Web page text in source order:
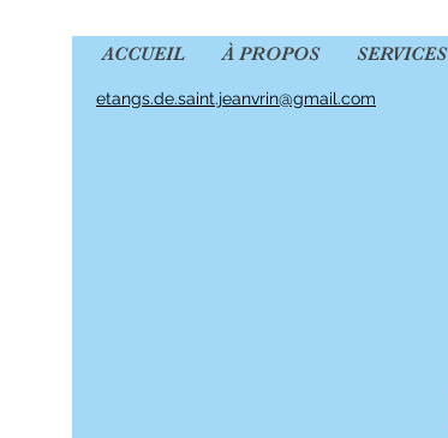
ACCUEIL À PROPOS SERVICES
etangs.de.saint.jeanvrin@gmail.com